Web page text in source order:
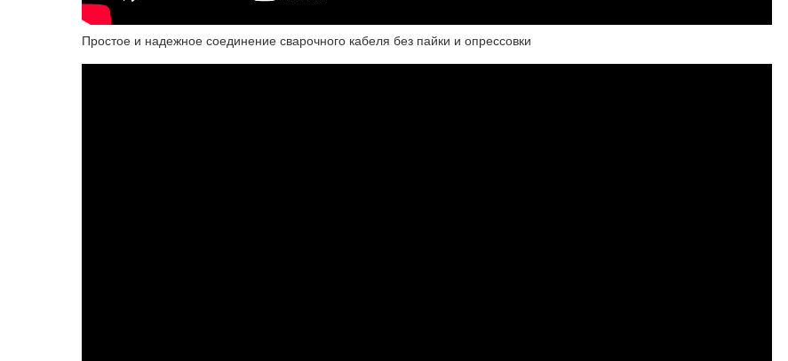
Простое и надежное соединение сварочного кабеля без пайки и опрессовки